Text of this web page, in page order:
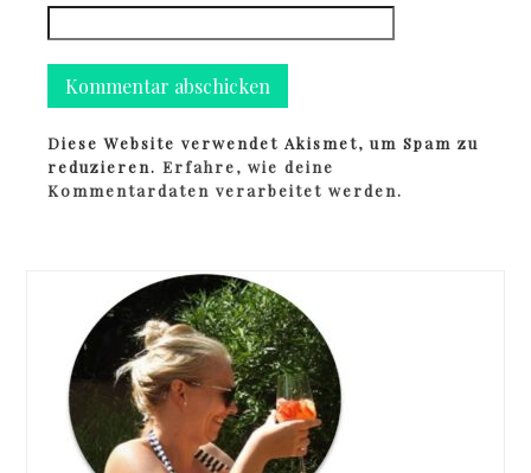
Diese Website verwendet Akismet, um Spam zu
reduzieren.Erfahre, wie deine
Kommentardaten verarbeitet werden.